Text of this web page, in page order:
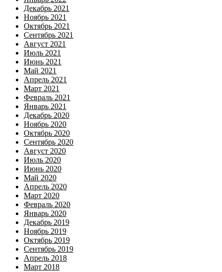
Декабрь 2021
Ноябрь 2021
Октябрь 2021
Сентябрь 2021
Август 2021
Июль 2021
Июнь 2021
Май 2021
Апрель 2021
Март 2021
Февраль 2021
Январь 2021
Декабрь 2020
Ноябрь 2020
Октябрь 2020
Сентябрь 2020
Август 2020
Июль 2020
Июнь 2020
Май 2020
Апрель 2020
Март 2020
Февраль 2020
Январь 2020
Декабрь 2019
Ноябрь 2019
Октябрь 2019
Сентябрь 2019
Апрель 2018
Март 2018